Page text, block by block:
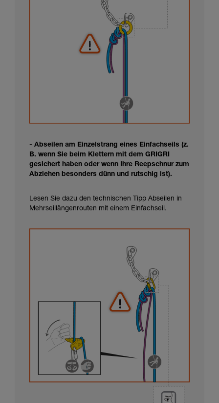
- Abseilen am Einzelstrang eines Einfachseils (z.
B. wenn Sie beim Klettern mit dem GRIGRI
gesichert haben oder wenn Ihre Reepschnur zum
Abziehen besonders dünn und rutschig ist).
Lesen Sie dazu den technischen Tipp Abseilen in
Mehrseillängenrouten mit einem Einfachseil.